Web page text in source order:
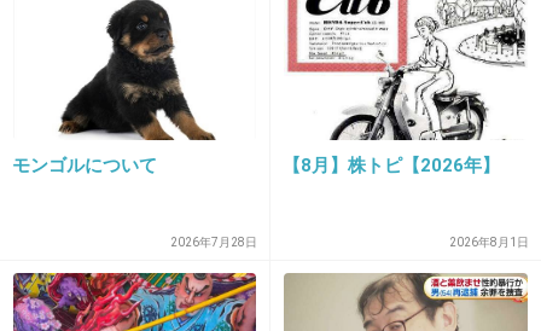
ホント、爺さんって若い女が好きだねぇ…
愛とかそれっぽい言ってると、鼻で笑ってしま
-4
2013/12/06(金) 10:02:57
性処理大変そう。
じいさんの性欲処理にされるだけ。
モンゴルについて
2026年7月28日
【8月】株トピ【2026年】
2026年8月1日